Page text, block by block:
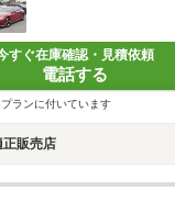
すぐ在庫確認・見積依頼
電話する
ランに付いています
販売店